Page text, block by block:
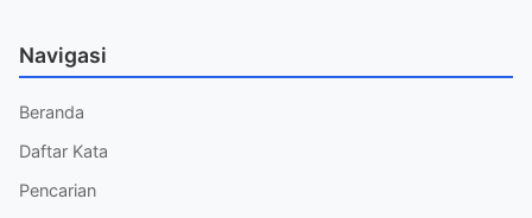
Navigasi
Beranda
Daftar Kata
Pencarian